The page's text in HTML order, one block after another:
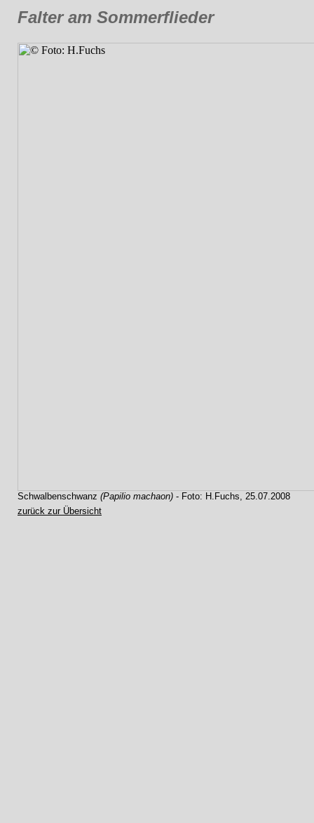
Falter am Sommerflieder
Schwalbenschwanz (Papilio machaon) - Foto: H.Fuchs, 25.07.2008
zurück zur Übersicht